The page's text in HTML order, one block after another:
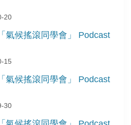
20
氣候搖滾同學會」 Podcast
15
氣候搖滾同學會」 Podcast
30